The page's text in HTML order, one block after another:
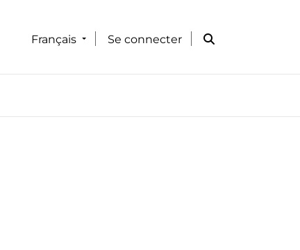
Français Se connecter